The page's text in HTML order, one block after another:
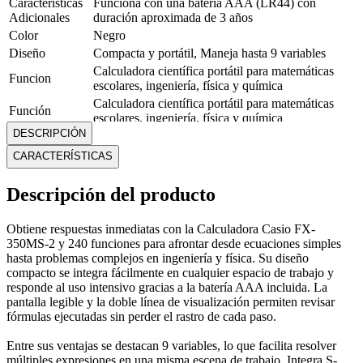
Características
Adicionales
Funciona con una batería AAA (LR44) con
duración aproximada de 3 años
Color
Negro
Diseño
Compacta y portátil, Maneja hasta 9 variables
Funcion
Calculadora científica portátil para matemáticas
escolares, ingeniería, física y química
Función
Calculadora científica portátil para matemáticas
escolares, ingeniería, física y química
Garantía
Marca
Casio
Material
Plásticos resistentes
Medidas
Alto: 15 cm; Ancho: 8 cm; Profundidad: 0,9 cm
FX-350MS-2
Peso
0.9 Kg
Tipo
Calculadora científica portátil
Mostrar más
DESCRIPCIÓN
CARACTERÍSTICAS
Descripción del producto
Obtiene respuestas inmediatas con la Calculadora Casio FX-
350MS-2 y 240 funciones para afrontar desde ecuaciones simples
hasta problemas complejos en ingeniería y física. Su diseño
compacto se integra fácilmente en cualquier espacio de trabajo y
responde al uso intensivo gracias a la batería AAA incluida. La
pantalla legible y la doble línea de visualización permiten revisar
fórmulas ejecutadas sin perder el rastro de cada paso.
Entre sus ventajas se destacan 9 variables, lo que facilita resolver